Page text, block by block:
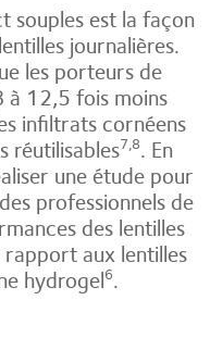
souples est la façon
journalières.
les porteurs de
à 12,5 fois moins
infiltrats cornéens
réutilisables7,8. En
une étude pour
professionnels de
des lentilles
aux lentilles
hydrogel6.